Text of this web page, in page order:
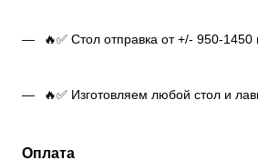
🔥✅ Стол отправка от +/- 950-1450
🔥✅ Изготовляем любой стол и
Оплата